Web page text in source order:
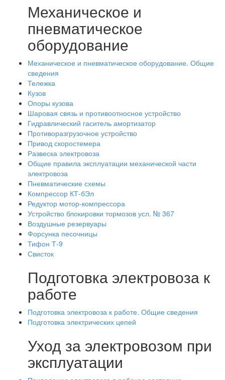
Механическое и
пневматическое
оборудование
Механическое и пневматическое оборудование. Общие
сведения
Тележка
Кузов
Опоры кузова
Шаровая связь и противоотносное устройство
Гидравлический гаситель амортизатор
Противоразгрузочное устройство
Привод скоростемера
Развеска электровоза
Общие правила эксплуатации механической части
электровоза
Пневматические схемы
Компрессор КТ-бЭл
Редуктор мотор-компрессора
Устройство блокировки тормозов усл. № 367
Воздушные резервуары
Форсунка песочницы
Тифон Т-9
Свисток
Подготовка электровоза к
работе
Подготовка электровоза к работе. Общие сведения
Подготовка электрических цепей
Уход за электровозом при
эксплуатации